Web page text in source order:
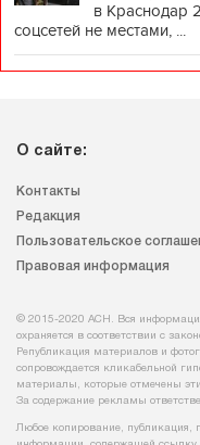
в Краснодар
соцсетей не местами, ...
О сайте:
Контакты
Редакция
Пользовательское
Правовая информация
© 2015-2020 АСН. Вся
охраняется в соответствии с
Републикация материалов и
сопровождается кликабельной
материалы, которые отмечены
За содержание рекламы
Любое копирование, публикация,